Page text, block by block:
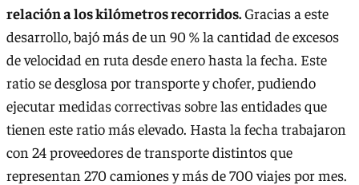
relación a los kilómetros recorridos.Gracias a este
desarrollo, bajó más de un 90 % la cantidad de excesos
de velocidad en ruta desde enero hasta la fecha. Este
ratio se desglosa por transporte y chofer, pudiendo
ejecutar medidas correctivas sobre las entidades que
tienen este ratio más elevado. Hasta la fecha trabajaron
con 24 proveedores de transporte distintos que
representan 270 camiones y más de 700 viajes por mes.